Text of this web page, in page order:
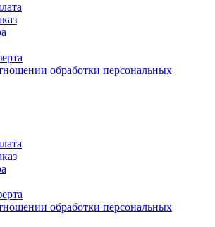
обработки персональных
обработки персональных